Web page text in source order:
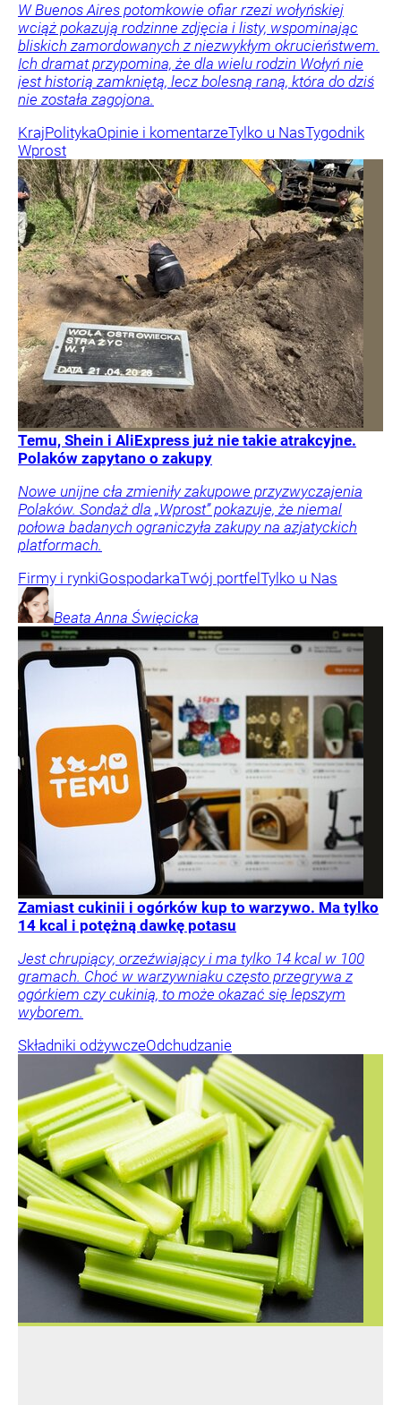
W Buenos Aires potomkowie ofiar rzezi wołyńskiej
wciąż pokazują rodzinne zdjęcia i listy, wspominając
bliskich zamordowanych z niezwykłym okrucieństwem.
Ich dramat przypomina, że dla wielu rodzin Wołyń nie
jest historią zamkniętą, lecz bolesną raną, która do dziś
nie została zagojona.
KrajPolitykaOpinie i komentarzeTylko u NasTygodnik
Wprost
Temu, Shein i AliExpress już nie takie atrakcyjne.
Polaków zapytano o zakupy
Nowe unijne cła zmieniły zakupowe przyzwyczajenia
Polaków. Sondaż dla „Wprost” pokazuje, że niemal
połowa badanych ograniczyła zakupy na azjatyckich
platformach.
Firmy i rynkiGospodarkaTwój portfel Tylko u Nas
Beata Anna Święcicka
Zamiast cukinii i ogórków kup to warzywo. Ma tylko
14 kcal i potężną dawkę potasu
Jest chrupiący, orzeźwiający i ma tylko 14 kcal w 100
gramach. Choć w warzywniaku często przegrywa z
ogórkiem czy cukinią, to może okazać się lepszym
wyborem.
Składniki odżywczeOdchudzanie